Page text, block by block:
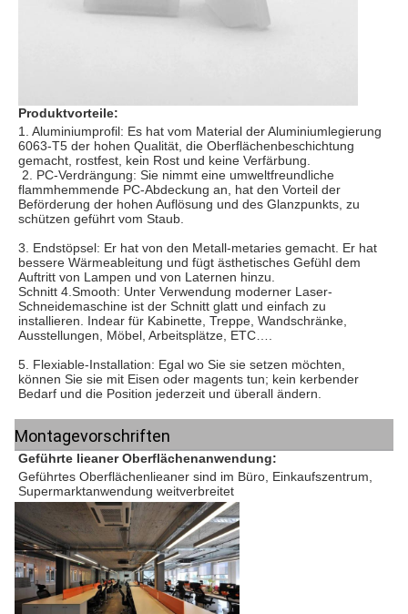
Produktvorteile:
1. Aluminiumprofil: Es hat vom Material der Aluminiumlegierung
6063-T5 der hohen Qualität, die Oberflächenbeschichtung
gemacht, rostfest, kein Rost und keine Verfärbung.
2. PC-Verdrängung: Sie nimmt eine umweltfreundliche
flammhemmende PC-Abdeckung an, hat den Vorteil der
Beförderung der hohen Auflösung und des Glanzpunkts, zu
schützen geführt vom Staub.
3. Endstöpsel: Er hat von den Metall-metaries gemacht. Er hat
bessere Wärmeableitung und fügt ästhetisches Gefühl dem
Auftritt von Lampen und von Laternen hinzu.
Schnitt 4.Smooth: Unter Verwendung moderner Laser-
Schneidemaschine ist der Schnitt glatt und einfach zu
installieren. Indear für Kabinette, Treppe, Wandschränke,
Ausstellungen, Möbel, Arbeitsplätze, ETC….
5. Flexiable-Installation: Egal wo Sie sie setzen möchten,
können Sie sie mit Eisen oder magents tun; kein kerbender
Bedarf und die Position jederzeit und überall ändern.
Montagevorschriften
Geführte lieaner Oberflächenanwendung:
Geführtes Oberflächenlieaner sind im Büro, Einkaufszentrum,
Supermarktanwendung weitverbreitet